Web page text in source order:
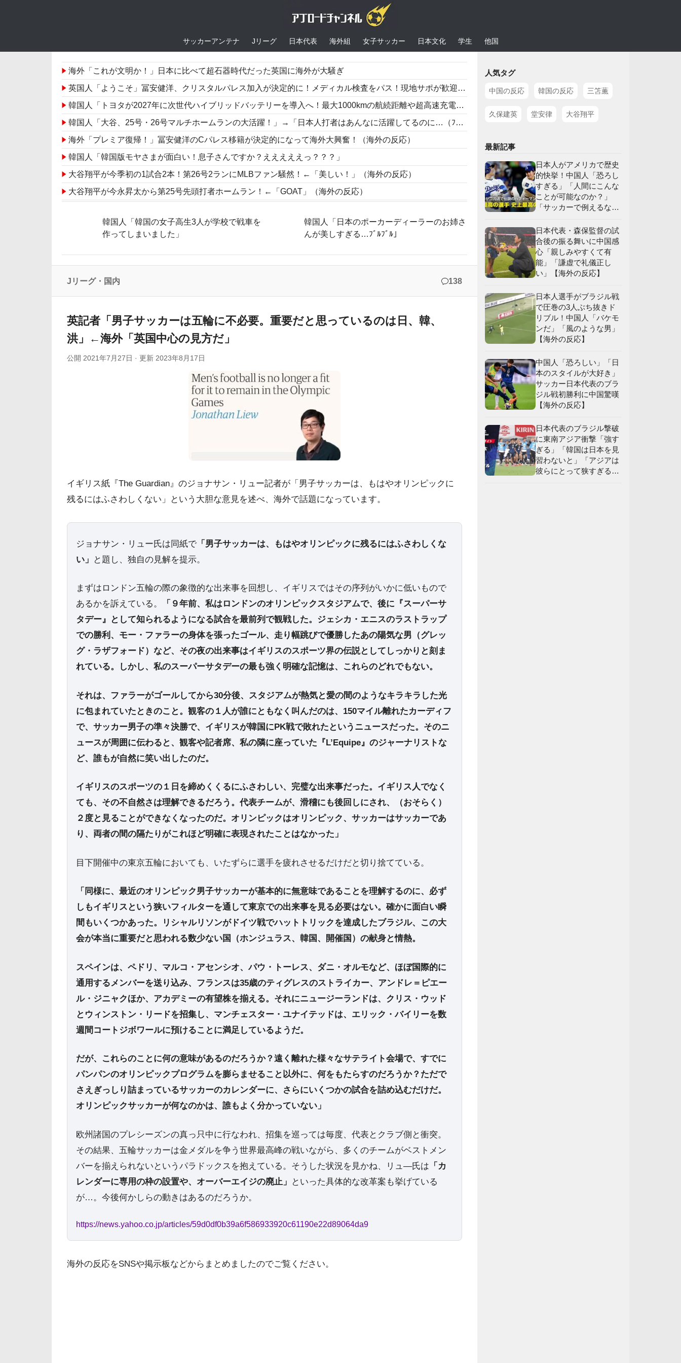
サッカーアンテナ Jリーグ 日本代表 海外組 女子サッカー 日本文化 学生 他国
海外「これが文明か！」日本に比べて超石器時代だった英国に海外が大騒ぎ
英国人「ようこそ」冨安健洋、クリスタルパレス加入が決定的に！メディカル検査をパス！現地サポが歓迎！アーセナルファンも祝福！【海外の反応】
韓国人「トヨタが2027年に次世代ハイブリッドバッテリーを導入へ！最大1000kmの航続距離や超高速充電を目指す」
韓国人「大谷、25号・26号マルチホームランの大活躍！」→「日本人打者はあんなに活躍してるのに…（ﾌﾞﾙﾌﾞﾙ」＝韓国の反応
海外「プレミア復帰！」冨安健洋のCパレス移籍が決定的になって海外大興奮！（海外の反応）
韓国人「韓国版モヤさまが面白い！息子さんですか？えええええっ？？？」
大谷翔平が今季初の1試合2本！第26号2ランにMLBファン騒然！←「美しい！」（海外の反応）
大谷翔平が今永昇太から第25号先頭打者ホームラン！←「GOAT」（海外の反応）
「万全ならどこでも先発する」冨安健洋クリスタル・パレス移籍にアーセナルサポが総出で祝福【海外の反応】
海外「日本の電車旅で最高に気分を上げてくれるものがコレ！」→「分かるよ、凄くワクワクする・・・！」【海外の反応】
【海外の反応】「日本人なら誰が好き？」外国人が選んだ人物が予想外すぎたｗ
韓国人「韓国の女子高生3人が学校で戦車を
作ってしまいました」
韓国人「日本のポーカーディーラーのお姉さ
んが美しすぎる…ﾌﾞﾙﾌﾞﾙ」
Jリーグ・国内 138
英記者「男子サッカーは五輪に不必要。重要だと思っているのは日、韓、
洪」←海外「英国中心の見方だ」
公開 2021年7月27日 · 更新 2023年8月17日
イギリス紙『The Guardian』のジョナサン・リュー記者が「男子サッカーは、もはやオリンピックに
残るにはふさわしくない」という大胆な意見を述べ、海外で話題になっています。
ジョナサン・リュー氏は同紙で 「男子サッカーは、もはやオリンピックに残るにはふさわしくな
い」
と題し、独自の見解を提示。
まずはロンドン五輪の際の象徴的な出来事を回想し、イギリスではその序列がいかに低いもので
あるかを訴えている。
「９年前、私はロンドンのオリンピックスタジアムで、後に『スーパーサ
タデー』として知られるようになる試合を最前列で観戦した。ジェシカ・エニスのラストラップ
での勝利、モー・ファラーの身体を張ったゴール、走り幅跳びで優勝したあの陽気な男（グレッ
グ・ラザフォード）など、その夜の出来事はイギリスのスポーツ界の伝説としてしっかりと刻ま
れている。しかし、私のスーパーサタデーの最も強く明確な記憶は、これらのどれでもない。
それは、ファラーがゴールしてから30分後、スタジアムが熱気と愛の間のようなキラキラした光
に包まれていたときのこと。観客の１人が誰にともなく叫んだのは、150マイル離れたカーディフ
で、サッカー男子の準々決勝で、イギリスが韓国にPK戦で敗れたというニュースだった。そのニ
ュースが周囲に伝わると、観客や記者席、私の隣に座っていた『L’Equipe』のジャーナリストな
ど、誰もが自然に笑い出したのだ。
イギリスのスポーツの１日を締めくくるにふさわしい、完璧な出来事だった。イギリス人でなく
ても、その不自然さは理解できるだろう。代表チームが、滑稽にも後回しにされ、（おそらく）
２度と見ることができなくなったのだ。オリンピックはオリンピック、サッカーはサッカーであ
り、両者の間の隔たりがこれほど明確に表現されたことはなかった」
目下開催中の東京五輪においても、いたずらに選手を疲れさせるだけだと切り捨てている。
「同様に、最近のオリンピック男子サッカーが基本的に無意味であることを理解するのに、必ず
しもイギリスという狭いフィルターを通して東京での出来事を見る必要はない。確かに面白い瞬
間もいくつかあった。リシャルリソンがドイツ戦でハットトリックを達成したブラジル、この大
会が本当に重要だと思われる数少ない国（ホンジュラス、韓国、開催国）の献身と情熱。
スペインは、ペドリ、マルコ・アセンシオ、パウ・トーレス、ダニ・オルモなど、ほぼ国際的に
通用するメンバーを送り込み、フランスは35歳のティグレスのストライカー、アンドレ＝ピエー
ル・ジニャクほか、アカデミーの有望株を揃える。それにニュージーランドは、クリス・ウッド
とウィンストン・リードを招集し、マンチェスター・ユナイテッドは、エリック・バイリーを数
週間コートジボワールに預けることに満足しているようだ。
だが、これらのことに何の意味があるのだろうか？遠く離れた様々なサテライト会場で、すでに
パンパンのオリンピックプログラムを膨らませること以外に、何をもたらすのだろうか？ただで
さえぎっしり詰まっているサッカーのカレンダーに、さらにいくつかの試合を詰め込むだけだ。
オリンピックサッカーが何なのかは、誰もよく分かっていない」
欧州諸国のプレシーズンの真っ只中に行なわれ、招集を巡っては毎度、代表とクラブ側と衝突。
その結果、五輪サッカーは金メダルを争う世界最高峰の戦いながら、多くのチームがベストメン
バーを揃えられないというパラドックスを抱えている。そうした状況を見かね、リュ―氏は 「カ
レンダーに専用の枠の設置や、オーバーエイジの廃止」
といった具体的な改革案も挙げている
が…。今後何かしらの動きはあるのだろうか。
https://news.yahoo.co.jp/articles/59d0df0b39a6f586933920c61190e22d89064da9
海外の反応をSNSや掲示板などからまとめましたのでご覧ください。
人気タグ
中国の反応 韓国の反応 三笘薫
久保建英 堂安律 大谷翔平
最新記事
日本人がアメリカで歴史
的快挙！中国人「恐ろし
すぎる」「人間にこんな
ことが可能なのか？」
「サッカーで例えるな
日本代表・森保監督の試
合後の振る舞いに中国感
心「親しみやすくて有
能」「謙虚で礼儀正し
い」【海外の反応】
日本人選手がブラジル戦
で圧巻の3人ぶち抜きド
リブル！中国人「バケモ
ンだ」「風のような男」
【海外の反応】
中国人「恐ろしい」「日
本のスタイルが大好き」
サッカー日本代表のブラ
ジル戦初勝利に中国驚嘆
【海外の反応】
日本代表のブラジル撃破
に東南アジア衝撃「強す
ぎる」「韓国は日本を見
習わないと」「アジアは
彼らにとって狭すぎる」